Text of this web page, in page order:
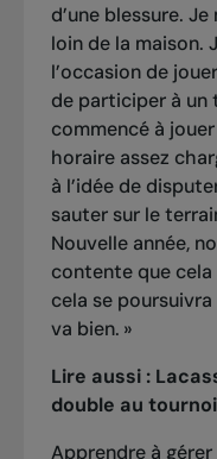
d’une blessure.
loin de la maison.
l’occasion de
de participer à un
commencé à
horaire assez
à l’idée de
sauter sur le
Nouvelle année,
contente que cela
cela se
va bien. »
Lire aussi :
double au
Apprendre à